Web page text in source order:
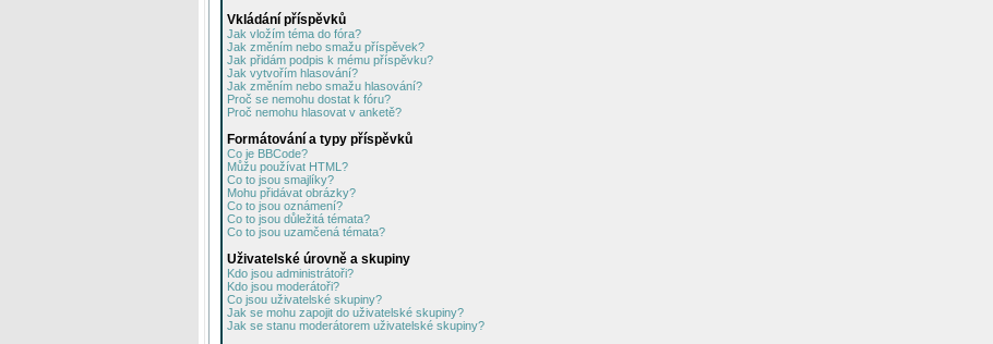
Vkládání příspěvků
Jak vložím téma do fóra?
Jak změním nebo smažu příspěvek?
Jak přidám podpis k mému příspěvku?
Jak vytvořím hlasování?
Jak změním nebo smažu hlasování?
Proč se nemohu dostat k fóru?
Proč nemohu hlasovat v anketě?
Formátování a typy příspěvků
Co je BBCode?
Můžu používat HTML?
Co to jsou smajlíky?
Mohu přidávat obrázky?
Co to jsou oznámení?
Co to jsou důležitá témata?
Co to jsou uzamčená témata?
Uživatelské úrovně a skupiny
Kdo jsou administrátoři?
Kdo jsou moderátoři?
Co jsou uživatelské skupiny?
Jak se mohu zapojit do uživatelské skupiny?
Jak se stanu moderátorem uživatelské skupiny?